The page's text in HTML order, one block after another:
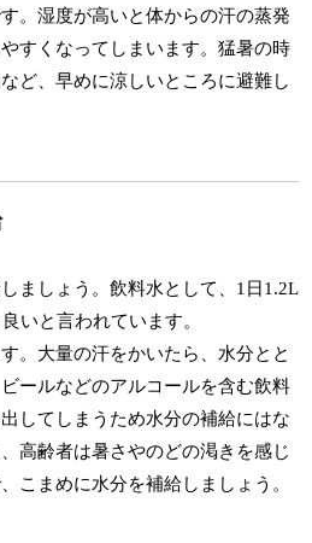
。湿度が高いと体からの汗の蒸発
すくなってしまいます。猛暑の時
ど、早めに涼しいところに避難し
ましょう。飲料水として、1日1.2L
いと言われています。
。大量の汗をかいたら、水分とと
ールなどのアルコールを含む飲料
してしまうため水分の補給にはな
高齢者は暑さやのどの渇きを感じ
こまめに水分を補給しましょう。